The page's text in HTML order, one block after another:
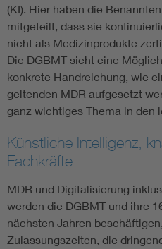
(KI). Hier haben die
mitgeteilt, dass sie
nicht als Medizinprodukte
Die DGBMT sieht eine
konkrete Handreichung, wie
geltenden MDR aufgesetzt
ganz wichtiges Thema in den
Künstliche Intelligenz,
Fachkräfte
MDR und Digitalisierung
werden die DGBMT und ihre
nächsten Jahren
Zulassungszeiten, die